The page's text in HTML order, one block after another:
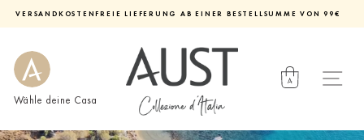
pausieren
VERSANDKOSTENFREIE LIEFERUNG AB EINER BESTELLSUMME VON 99€
Wähle deine Casa